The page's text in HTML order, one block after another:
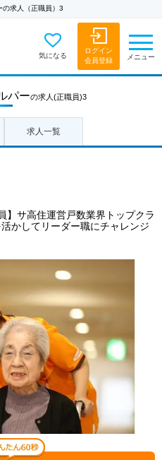
の求人（正職員）3
気になる
ログイン
会員登録
メニュー
パーの求人 (正職員)3
求人一覧
】サ高住運営戸数業界トップクラ
かしてリーダー職にチャレンジ